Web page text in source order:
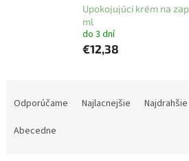
Upokojujúci krém na
ml
do 3 dní
€12,38
Odporúčame Najlacnejšie Najdrahšie
Abecedne